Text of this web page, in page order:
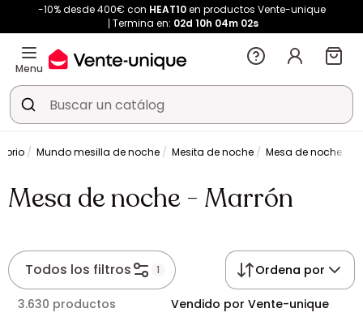
-10% desde 400€ con HEAT10en productos Vente-unique
Termina en: 02d 10h 04m 02s
Menu
Mundo mesilla de noche Mesita de noche Mesa de noche -
Mesa de noche - Marrón
Todos los filtros 1 Ordena por
3.630 productos Vendido por Vente-unique